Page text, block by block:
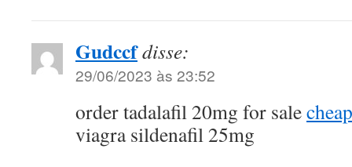
Gudccfdisse:
29/06/2023 às 23:52
order tadalafil 20mg for sale
viagra sildenafil 25mg